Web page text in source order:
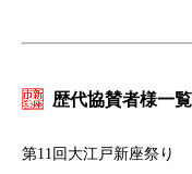
歴代協賛者様一覧
第11回大江戸新座祭り